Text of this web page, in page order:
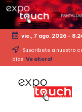
vie., 7 ago. 2026 -
Suscribete a nuestro
dias. Ve ahora!